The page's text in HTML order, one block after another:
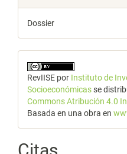
Dossier
RevIISE por Instituto de
Socioeconómicasse
Commons Atribución 4.0
Basada en una obra en